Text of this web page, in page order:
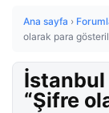
Ana sayfa ›
olarak para
İstanbul
“Şifre